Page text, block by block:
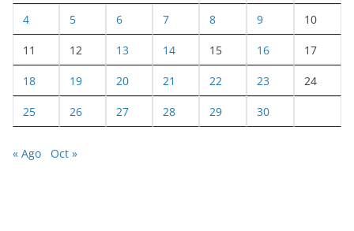
4 5 6 7 8 9 10
11 12 13 14 15 16 17
18 19 20 21 22 23 24
25 26 27 28 29 30
« Ago Oct »